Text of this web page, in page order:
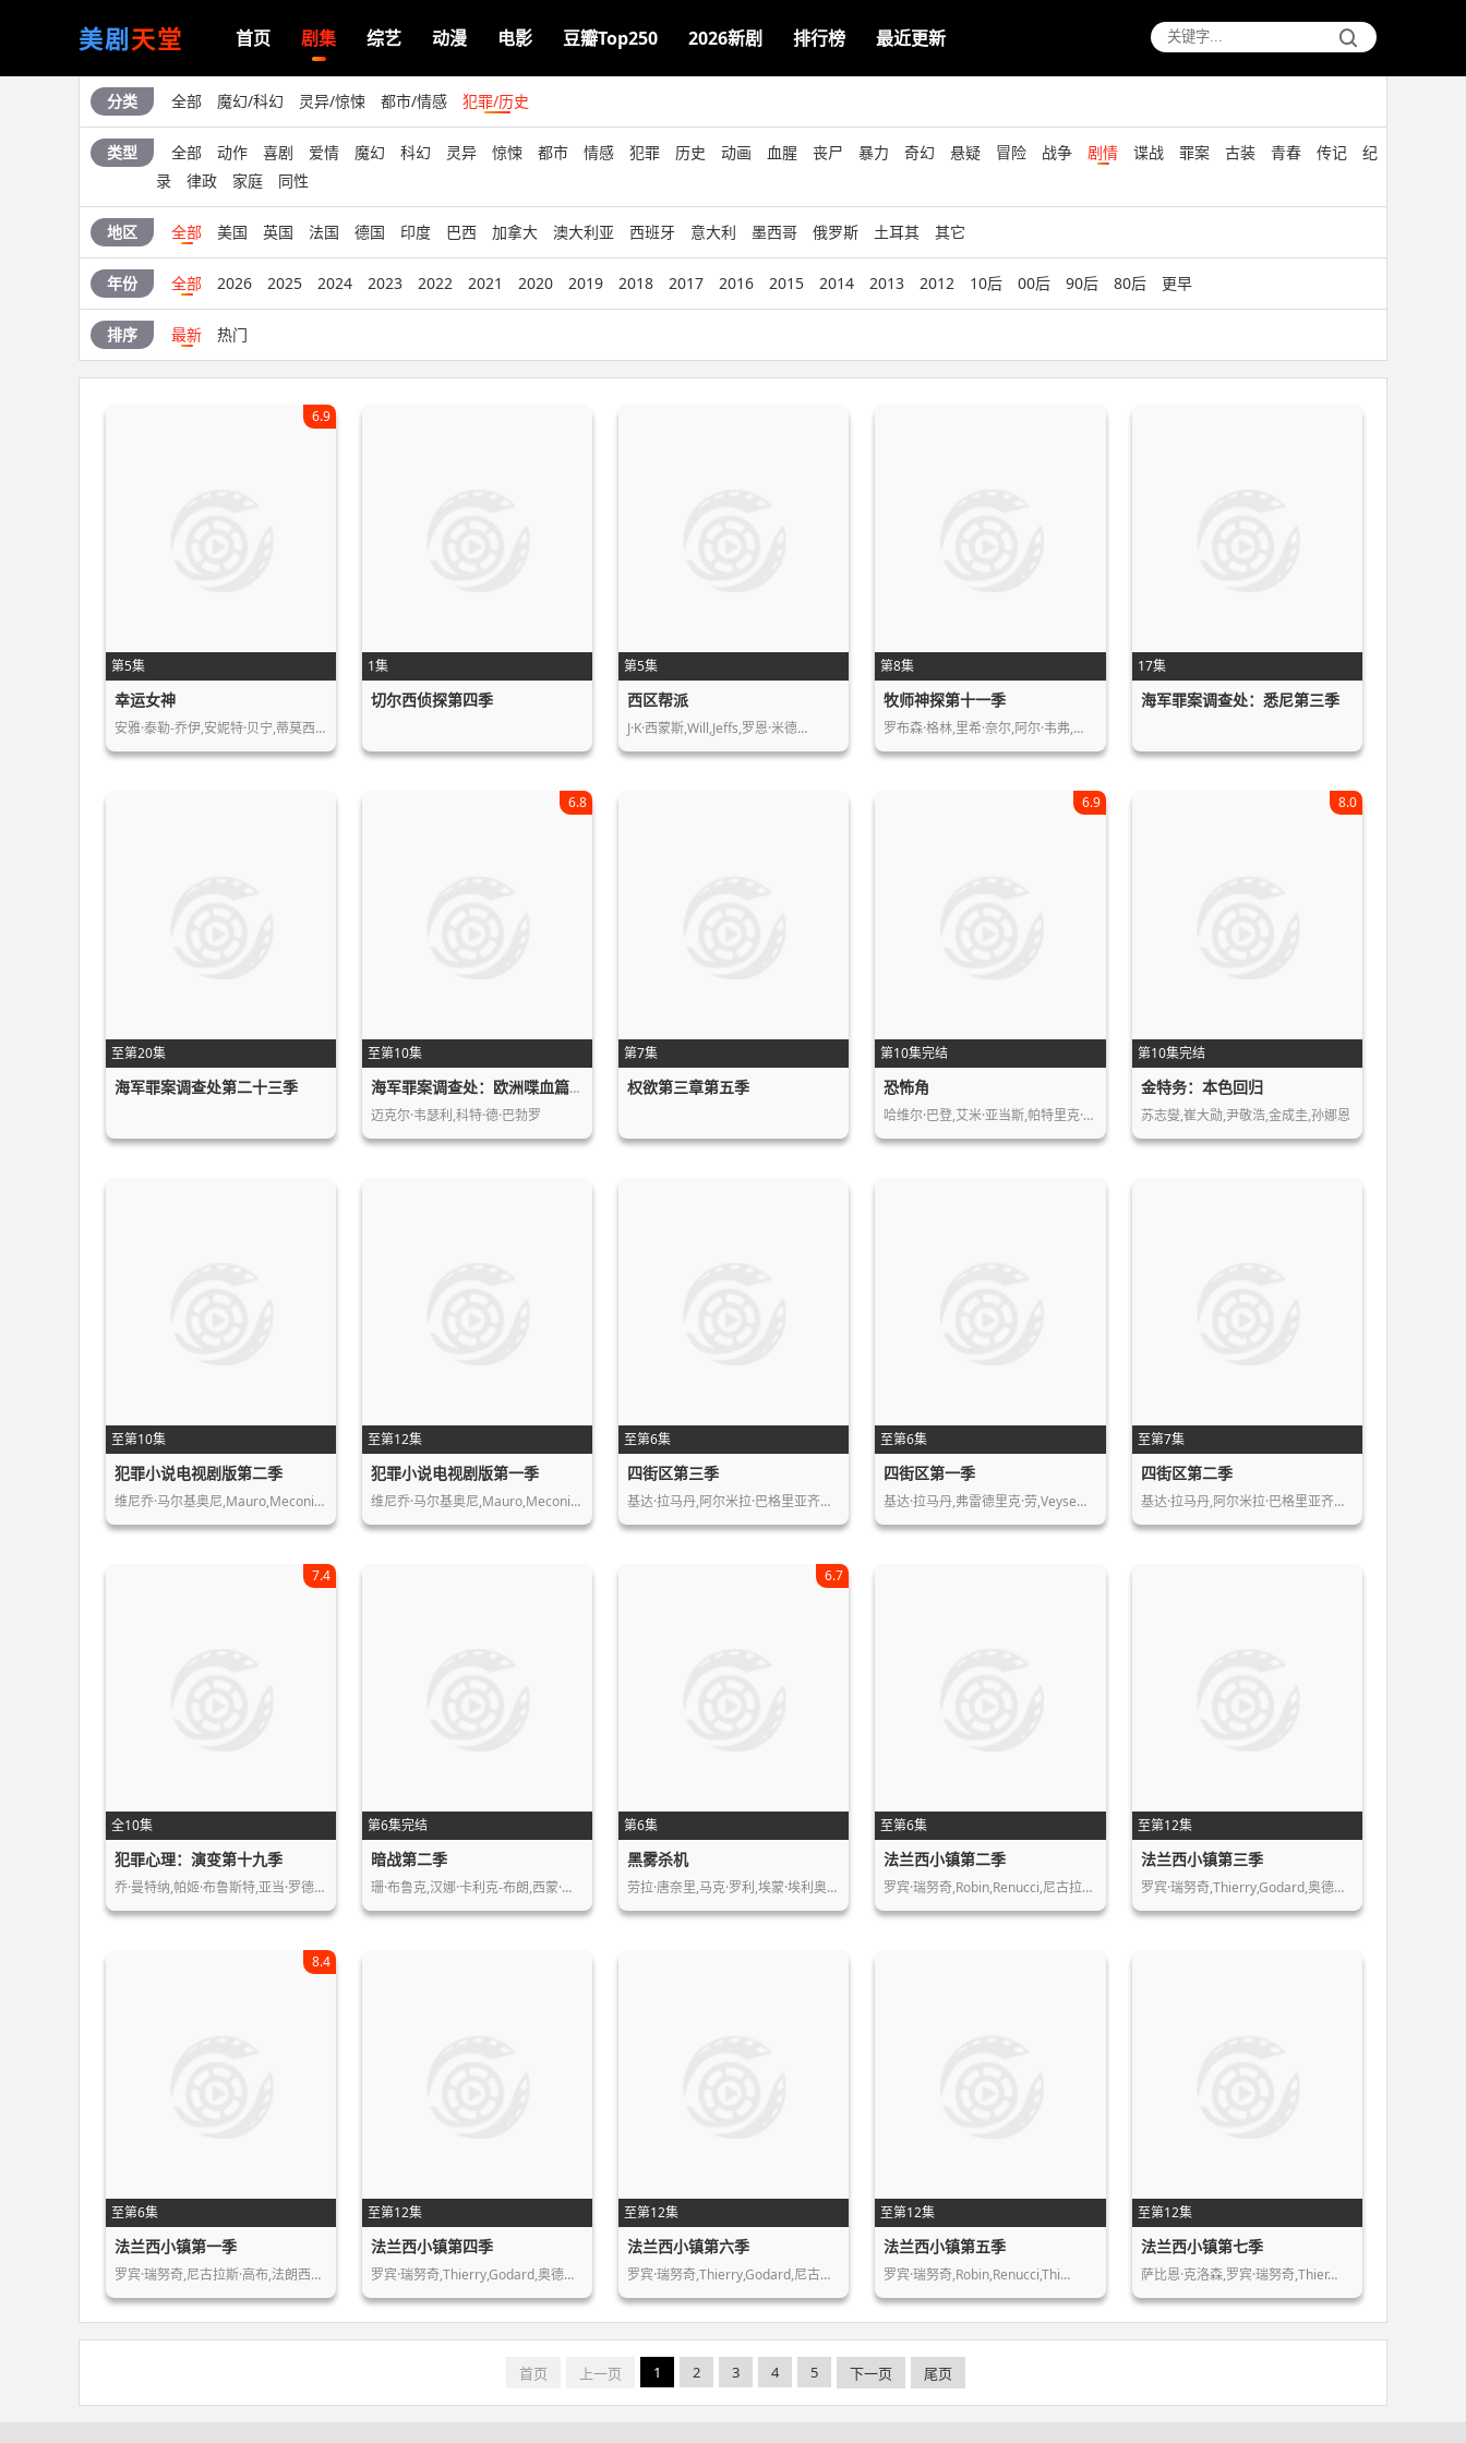
美剧天堂 首页 剧集 综艺 动漫 电影 豆瓣Top250 2026新剧 排行榜 最近更新
分类 全部 魔幻/科幻 灵异/惊悚 都市/情感 犯罪/历史
类型 全部 动作 喜剧 爱情 魔幻 科幻 灵异 惊悚 都市 情感 犯罪 历史 动画 血腥 丧尸 暴力 奇幻 悬疑 冒险 战争 剧情 谍战 罪案 古装 青春 传记
纪
录
律政 家庭 同性
地区 全部 美国 英国 法国 德国 印度 巴西 加拿大 澳大利亚 西班牙 意大利 墨西哥 俄罗斯 土耳其 其它
年份 全部 2026 2025 2024 2023 2022 2021 2020 2019 2018 2017 2016 2015 2014 2013 2012 10后 00后 90后 80后 更早
排序 最新 热门
第5集
6.9
幸运女神
安雅·泰勒-乔伊,安妮特·贝宁,蒂莫西…
1集
切尔西侦探第四季
第5集
西区帮派
J·K·西蒙斯,Will,Jeffs,罗恩·米德…
第8集
牧师神探第十一季
罗布森·格林,里希·奈尔,阿尔·韦弗,…
17集
海军罪案调查处：悉尼第三季
至第20集
海军罪案调查处第二十三季
至第10集
6.8
海军罪案调查处：欧洲喋血篇第一季
迈克尔·韦瑟利,科特·德·巴勃罗
第7集
权欲第三章第五季
第10集完结
6.9
恐怖角
哈维尔·巴登,艾米·亚当斯,帕特里克·…
第10集完结
8.0
金特务：本色回归
苏志燮,崔大勋,尹敬浩,金成圭,孙娜恩
至第10集
犯罪小说电视剧版第二季
维尼乔·马尔基奥尼,Mauro,Meconi…
至第12集
犯罪小说电视剧版第一季
维尼乔·马尔基奥尼,Mauro,Meconi…
至第6集
四街区第三季
基达·拉马丹,阿尔米拉·巴格里亚齐克…
至第6集
四街区第一季
基达·拉马丹,弗雷德里克·劳,Veyse…
至第7集
四街区第二季
基达·拉马丹,阿尔米拉·巴格里亚齐克…
全10集
7.4
犯罪心理：演变第十九季
乔·曼特纳,帕姬·布鲁斯特,亚当·罗德…
第6集完结
暗战第二季
珊·布鲁克,汉娜·卡利克-布朗,西蒙·…
第6集
6.7
黑雾杀机
劳拉·唐奈里,马克·罗利,埃蒙·埃利奥…
至第6集
法兰西小镇第二季
罗宾·瑞努奇,Robin,Renucci,尼古拉…
至第12集
法兰西小镇第三季
罗宾·瑞努奇,Thierry,Godard,奥德…
至第6集
8.4
法兰西小镇第一季
罗宾·瑞努奇,尼古拉斯·高布,法朗西斯…
至第12集
法兰西小镇第四季
罗宾·瑞努奇,Thierry,Godard,奥德…
至第12集
法兰西小镇第六季
罗宾·瑞努奇,Thierry,Godard,尼古…
至第12集
法兰西小镇第五季
罗宾·瑞努奇,Robin,Renucci,Thi…
至第12集
法兰西小镇第七季
萨比恩·克洛森,罗宾·瑞努奇,Thier…
首页 上一页 1 2 3 4 5 下一页 尾页